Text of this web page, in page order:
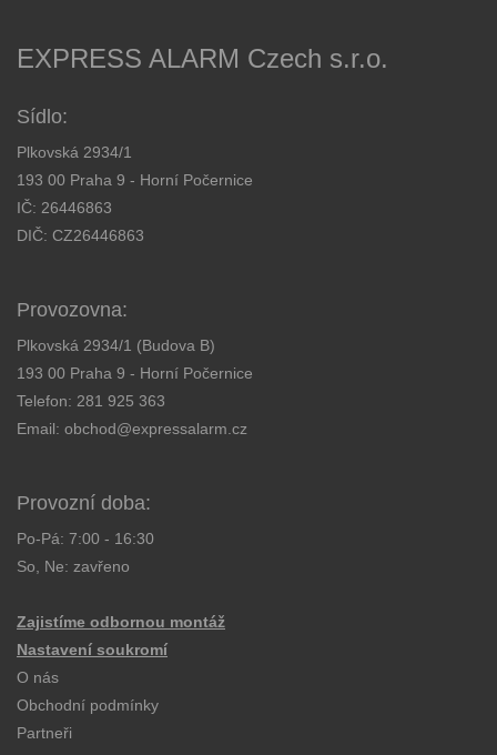
EXPRESS ALARM Czech s.r.o.
Sídlo:
Plkovská 2934/1
193 00 Praha 9 - Horní Počernice
IČ: 26446863
DIČ: CZ26446863
Provozovna:
Plkovská 2934/1 (Budova B)
193 00 Praha 9 - Horní Počernice
Telefon: 281 925 363
Email: obchod@expressalarm.cz
Provozní doba:
Po-Pá: 7:00 - 16:30
So, Ne: zavřeno
Zajistíme odbornou montáž
Nastavení soukromí
O nás
Obchodní podmínky
Partneři